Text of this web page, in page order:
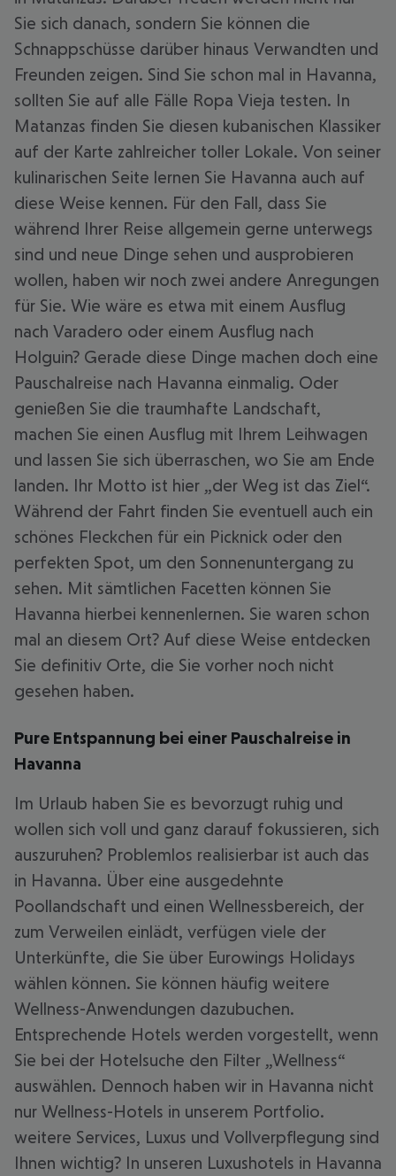
Sie sich danach, sondern Sie können die
Schnappschüsse darüber hinaus Verwandten und
Freunden zeigen. Sind Sie schon mal in Havanna,
sollten Sie auf alle Fälle Ropa Vieja testen. In
Matanzas finden Sie diesen kubanischen Klassiker
auf der Karte zahlreicher toller Lokale. Von seiner
kulinarischen Seite lernen Sie Havanna auch auf
diese Weise kennen. Für den Fall, dass Sie
während Ihrer Reise allgemein gerne unterwegs
sind und neue Dinge sehen und ausprobieren
wollen, haben wir noch zwei andere Anregungen
für Sie. Wie wäre es etwa mit einem Ausflug
nach Varadero oder einem Ausflug nach
Holguin? Gerade diese Dinge machen doch eine
Pauschalreise nach Havanna einmalig. Oder
genießen Sie die traumhafte Landschaft,
machen Sie einen Ausflug mit Ihrem Leihwagen
und lassen Sie sich überraschen, wo Sie am Ende
landen. Ihr Motto ist hier „der Weg ist das Ziel“.
Während der Fahrt finden Sie eventuell auch ein
schönes Fleckchen für ein Picknick oder den
perfekten Spot, um den Sonnenuntergang zu
sehen. Mit sämtlichen Facetten können Sie
Havanna hierbei kennenlernen. Sie waren schon
mal an diesem Ort? Auf diese Weise entdecken
Sie definitiv Orte, die Sie vorher noch nicht
gesehen haben.
Pure Entspannung bei einer Pauschalreise in
Havanna
Im Urlaub haben Sie es bevorzugt ruhig und
wollen sich voll und ganz darauf fokussieren, sich
auszuruhen? Problemlos realisierbar ist auch das
in Havanna. Über eine ausgedehnte
Poollandschaft und einen Wellnessbereich, der
zum Verweilen einlädt, verfügen viele der
Unterkünfte, die Sie über Eurowings Holidays
wählen können. Sie können häufig weitere
Wellness-Anwendungen dazubuchen.
Entsprechende Hotels werden vorgestellt, wenn
Sie bei der Hotelsuche den Filter „Wellness“
auswählen. Dennoch haben wir in Havanna nicht
nur Wellness-Hotels in unserem Portfolio.
weitere Services, Luxus und Vollverpflegung sind
Ihnen wichtig? In unseren Luxushotels in Havanna